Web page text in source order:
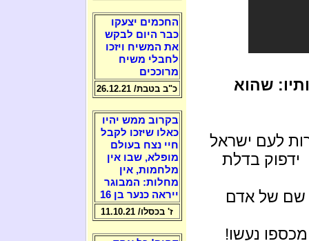
שהוא
לעם ישראל
בדלת
שם של אדם
נעשו!
החכמים יצעקו
כבר היום לבקש
את המשיח ויזכו
לחבלי משיח
מרוככים
כ"ב בטבת/ 26.12.21
בקרוב ממש יהיו
כאלו שיזכו לקבל
חיי נצח בעולם
מופלא, שבו אין
מלחמות, אין
מחלות: המבוגר
ייראה כנער בן 16
ז' בכסלו/ 11.10.21